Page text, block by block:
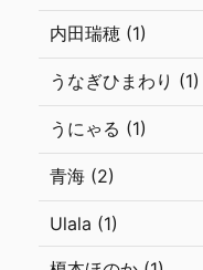
内田瑞穂 (1)
うなぎひまわり (1)
うにゃる (1)
青海 (2)
Ulala (1)